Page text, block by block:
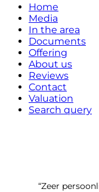
Home
Media
In the area
Documents
Offering
About us
Reviews
Contact
Valuation
Search query
“Zeer